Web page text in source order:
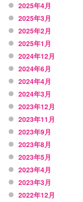
2025年4月
2025年3月
2025年2月
2025年1月
2024年12月
2024年6月
2024年4月
2024年3月
2023年12月
2023年11月
2023年9月
2023年8月
2023年5月
2023年4月
2023年3月
2022年12月